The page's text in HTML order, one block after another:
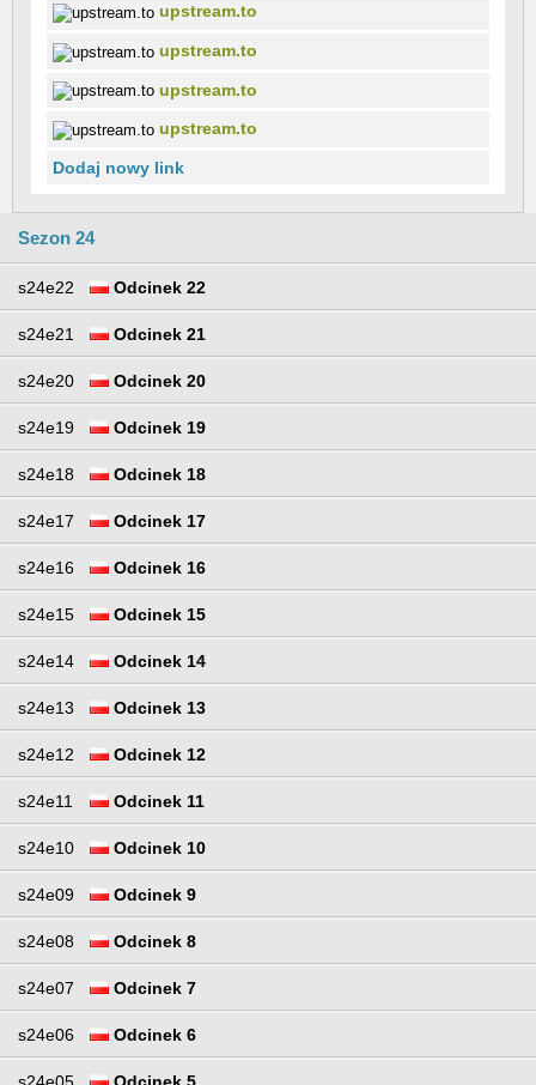
upstream.to
upstream.to
upstream.to
upstream.to
Dodaj nowy link
Sezon 24
s24e22 Odcinek 22
s24e21 Odcinek 21
s24e20 Odcinek 20
s24e19 Odcinek 19
s24e18 Odcinek 18
s24e17 Odcinek 17
s24e16 Odcinek 16
s24e15 Odcinek 15
s24e14 Odcinek 14
s24e13 Odcinek 13
s24e12 Odcinek 12
s24e11 Odcinek 11
s24e10 Odcinek 10
s24e09 Odcinek 9
s24e08 Odcinek 8
s24e07 Odcinek 7
s24e06 Odcinek 6
s24e05 Odcinek 5